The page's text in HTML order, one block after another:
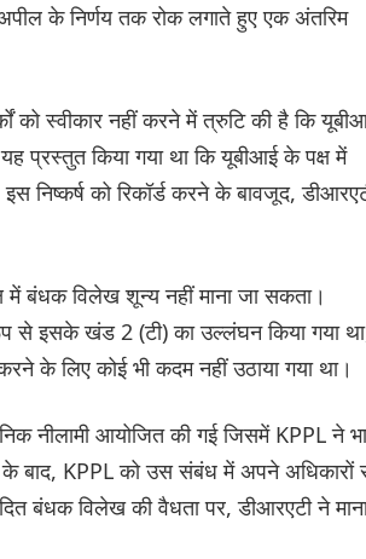
के निर्णय तक रोक लगाते हुए एक अंतरिम
को स्वीकार नहीं करने में त्रुटि की है कि
प्रस्तुत किया गया था कि यूबीआई के पक्ष में
निष्कर्ष को रिकॉर्ड करने के बावजूद,
में बंधक विलेख शून्य नहीं माना जा सकता।
से इसके खंड 2 (टी) का उल्लंघन किया गया
के लिए कोई भी कदम नहीं उठाया गया था।
नीलामी आयोजित की गई जिसमें KPPL ने
बाद, KPPL को उस संबंध में अपने अधिकारों
बंधक विलेख की वैधता पर, डीआरएटी ने